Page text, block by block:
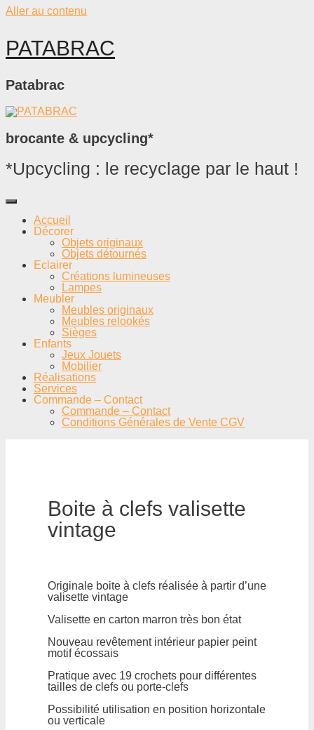
Aller au contenu
PATABRAC
Patabrac
brocante & upcycling*
*Upcycling : le recyclage par le haut !
Accueil
Décorer
Objets originaux
Objets détournés
Eclairer
Créations lumineuses
Lampes
Meubler
Meubles originaux
Meubles relookés
Sièges
Enfants
Jeux Jouets
Mobilier
Réalisations
Services
Commande – Contact
Commande – Contact
Conditions Générales de Vente CGV
Boite à clefs valisette
vintage
Originale boite à clefs réalisée à partir d’une
valisette vintage
Valisette en carton marron très bon état
Nouveau revêtement intérieur papier peint
motif écossais
Pratique avec 19 crochets pour différentes
tailles de clefs ou porte-clefs
Possibilité utilisation en position horizontale
ou verticale